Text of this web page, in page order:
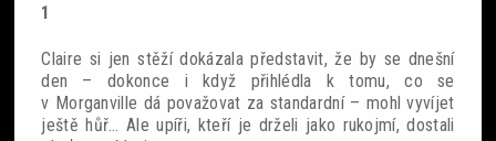
1
Claire si jen stěží dokázala představit, že by se dnešní
den – dokonce i když přihlédla k tomu, co se
v Morganville dá považovat za standardní – mohl vyvíjet
ještě hůř… Ale upíři, kteří je drželi jako rukojmí, dostali